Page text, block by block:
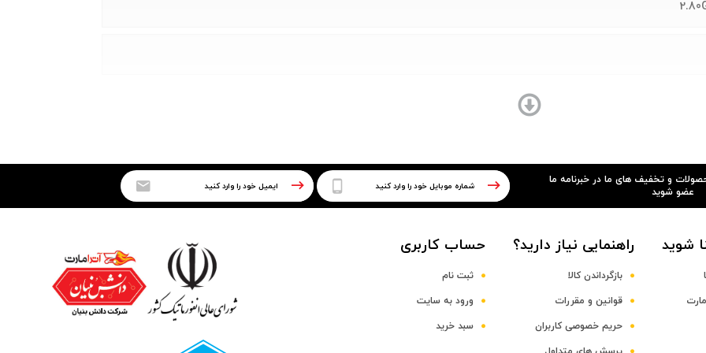
و تخفیف های ما در خبرنامه ما
عضو شوید
شوید راهنمایی نیاز دارید؟
بازگرداندن کالا
قوانین و مقررات
حریم خصوصی کاربران
حساب کاربری
ثبت نام
ورود به سایت
سبد خرید